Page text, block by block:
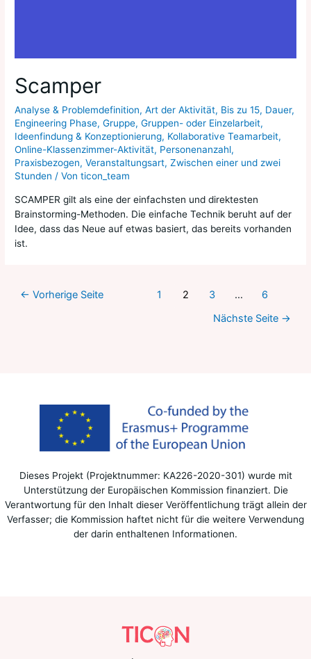
Scamper
Analyse & Problemdefinition,Art der Aktivität, Bis zu 15, Dauer,
Engineering Phase,Gruppe,Gruppen- oder Einzelarbeit,
Ideenfindung & Konzeptionierung, Kollaborative Teamarbeit,
Online-Klassenzimmer-Aktivität, Personenanzahl,
Praxisbezogen,Veranstaltungsart,Zwischen einer und zwei
Stunden / Vonticon_team
SCAMPER gilt als eine der einfachsten und direktesten
Brainstorming-Methoden. Die einfache Technik beruht auf der
Idee, dass das Neue auf etwas basiert, das bereits vorhanden
ist.
← Vorherige Seite 1 2 3 …
6
Nächste Seite →
Dieses Projekt (Projektnummer: KA226-2020-301) wurde mit
Unterstützung der Europäischen Kommission finanziert. Die
Verantwortung für den Inhalt dieser Veröffentlichung trägt allein der
Verfasser; die Kommission haftet nicht für die weitere Verwendung
der darin enthaltenen Informationen.